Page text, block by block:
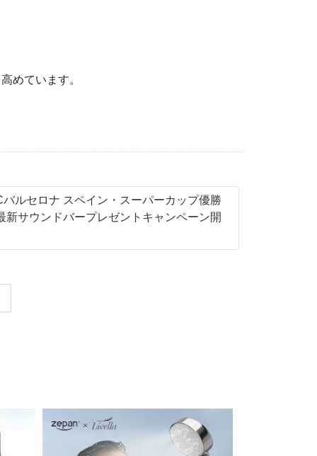
めています。
バルセロナ スペイン・スーパーカップ優勝
新サウンドバープレゼントキャンペーン開